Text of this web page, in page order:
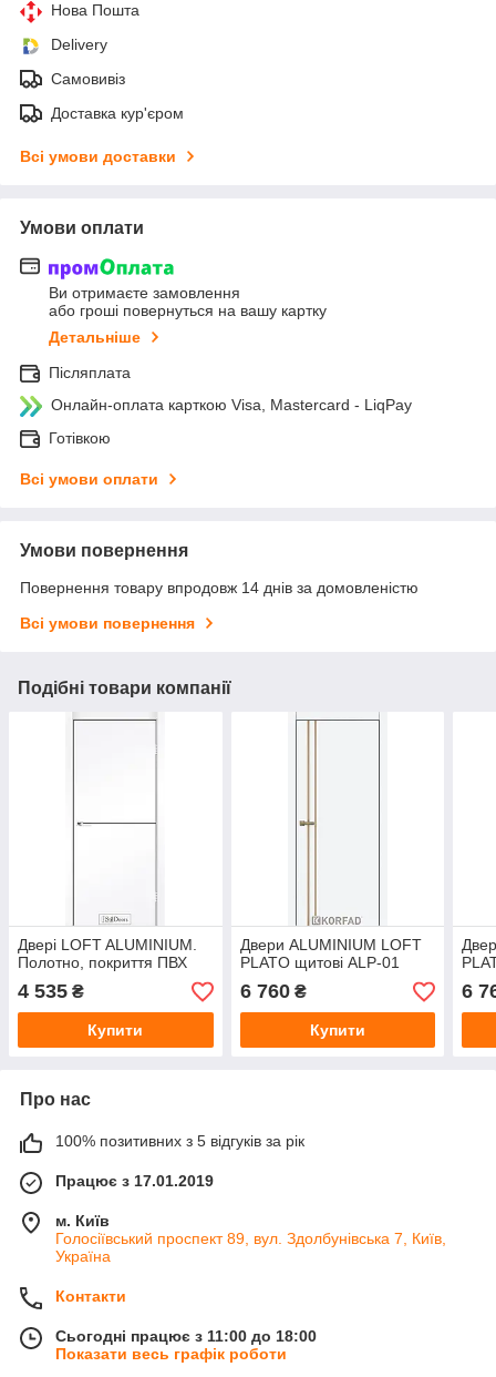
Нова Пошта
Delivery
Самовивіз
Доставка кур'єром
Всі умови доставки
Умови оплати
Ви отримаєте замовлення
або гроші повернуться на вашу картку
Детальніше
Післяплата
Онлайн-оплата карткою Visa, Mastercard - LiqPay
Готівкою
Всі умови оплати
Умови повернення
Повернення товару впродовж 14 днів за домовленістю
Всі умови повернення
Подібні товари компанії
Двері LOFT ALUMINIUM.
Полотно, покриття ПВХ
4 535 ₴
Купити
Двери ALUMINIUM LOFT
PLATO щитові ALP-01
6 760₴
Купити
6
Про нас
100% позитивних з 5 відгуків за рік
Працює з 17.01.2019
м. Київ
Голосіївський проспект 89, вул. Здолбунівська 7, Київ,
Україна
Контакти
Сьогодні працює з 11:00 до 18:00
Показати весь графік роботи